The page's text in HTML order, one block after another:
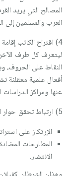
المصالح التي يريد
العرب والمسلمين إلى
4) اقتراح الكاتب
ليتعرف كل طرف
النقاط على الحروف،
أفعال علمية معقلنة
عنها ومراكز الدراسات
5) ارتباط تحقق حوار الحضارات بشرطين أساسين:
الإرتكاز على
المطارحات
الانتشار.
وهذان الشرطان